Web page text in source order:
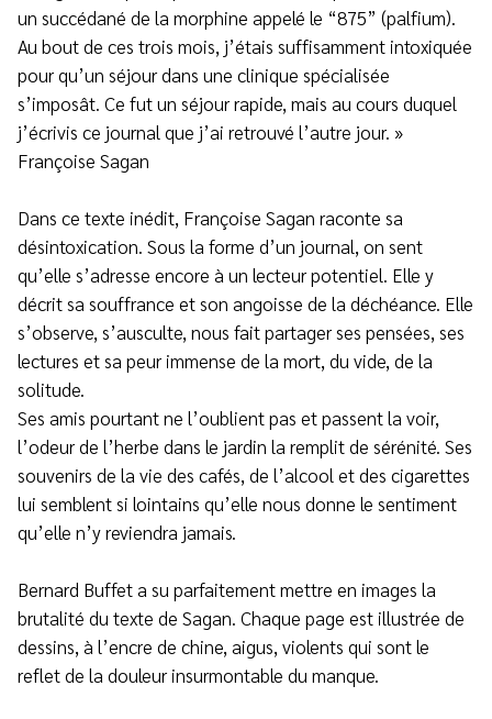
un succédané de la morphine appelé le “875” (palfium).
Au bout de ces trois mois, j’étais suffisamment intoxiquée
pour qu’un séjour dans une clinique spécialisée
s’imposât. Ce fut un séjour rapide, mais au cours duquel
j’écrivis ce journal que j’ai retrouvé l’autre jour. »
Françoise Sagan
Dans ce texte inédit, Françoise Sagan raconte sa
désintoxication. Sous la forme d’un journal, on sent
qu’elle s’adresse encore à un lecteur potentiel. Elle y
décrit sa souffrance et son angoisse de la déchéance. Elle
s’observe, s’ausculte, nous fait partager ses pensées, ses
lectures et sa peur immense de la mort, du vide, de la
solitude.
Ses amis pourtant ne l’oublient pas et passent la voir,
l’odeur de l’herbe dans le jardin la remplit de sérénité. Ses
souvenirs de la vie des cafés, de l’alcool et des cigarettes
lui semblent si lointains qu’elle nous donne le sentiment
qu’elle n’y reviendra jamais.
Bernard Buffet a su parfaitement mettre en images la
brutalité du texte de Sagan. Chaque page est illustrée de
dessins, à l’encre de chine, aigus, violents qui sont le
reflet de la douleur insurmontable du manque.